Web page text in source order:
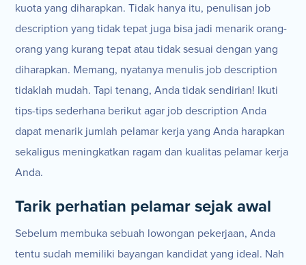
kuota yang diharapkan. Tidak hanya itu, penulisan job
description yang tidak tepat juga bisa jadi menarik orang-
orang yang kurang tepat atau tidak sesuai dengan yang
diharapkan. Memang, nyatanya menulis job description
tidaklah mudah. Tapi tenang, Anda tidak sendirian! Ikuti
tips-tips sederhana berikut agar job description Anda
dapat menarik jumlah pelamar kerja yang Anda harapkan
sekaligus meningkatkan ragam dan kualitas pelamar kerja
Anda.
Tarik perhatian pelamar sejak awal
Sebelum membuka sebuah lowongan pekerjaan, Anda
tentu sudah memiliki bayangan kandidat yang ideal. Nah